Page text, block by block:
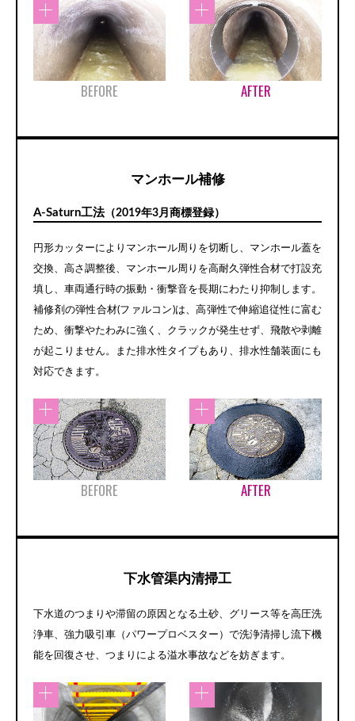
BEFORE AFTER
マンホール補修
A-Saturn工法（2019年3月商標登録）
円形カッターによりマンホール周りを切断し、マンホール蓋を
交換、高さ調整後、マンホール周りを高耐久弾性合材で打設充
填し、車両通行時の振動・衝撃音を長期にわたり抑制します。
補修剤の弾性合材(ファルコン)は、高弾性で伸縮追従性に富む
ため、衝撃やたわみに強く、クラックが発生せず、飛散や剥離
が起こりません。また排水性タイプもあり、排水性舗装面にも
対応できます。
BEFORE AFTER
下水管渠内清掃工
下水道のつまりや滞留の原因となる土砂、グリース等を高圧洗
浄車、強力吸引車（パワープロベスター）で洗浄清掃し流下機
能を回復させ、つまりによる溢水事故などを妨ぎます。